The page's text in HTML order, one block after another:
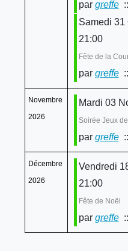
par greffe::
Samedi 31
21:00
Fête de la
par greffe::
Novembre
2026
Mardi 03
Soirée Jeux
par greffe::
Décembre
2026
Vendredi
21:00
Fête de Noël
par greffe::